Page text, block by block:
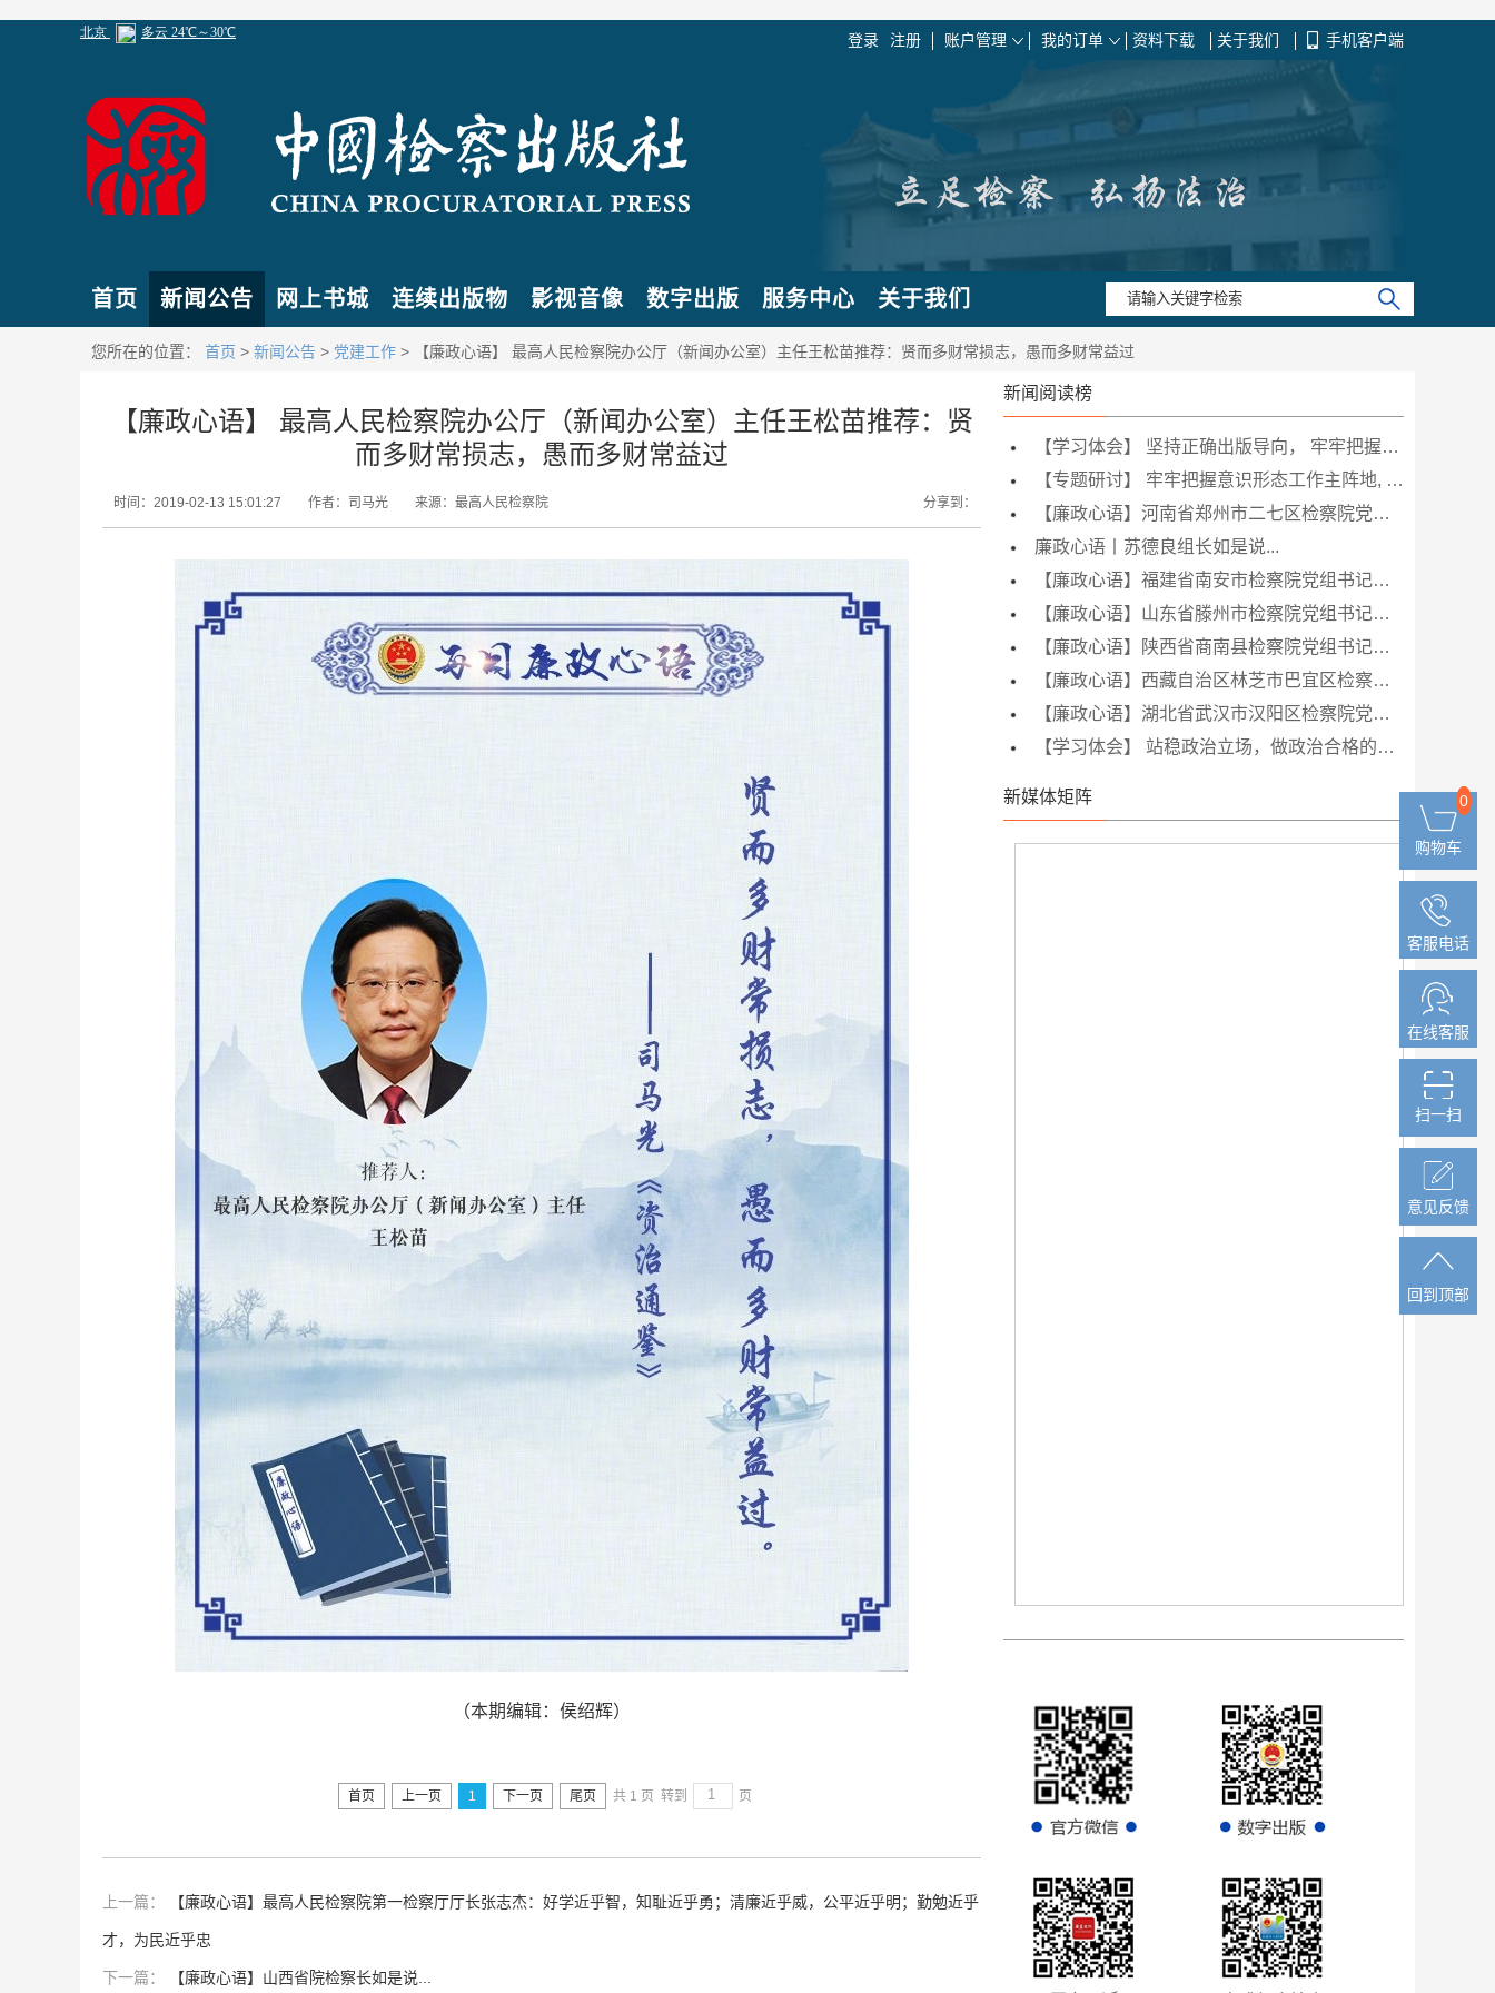
登录 注册 账户管理 我的订单 资料下载 关于我们 手机客户端
首页 新闻公告 网上书城 连续出版物 影视音像 数字出版 服务中心 关于我们
您所在的位置： 首页 > 新闻公告 > 党建工作 > 【廉政心语】 最高人民检察院办公厅（新闻办公室）主任王松苗推荐：贤而多财常损志，愚而多财常益过
【廉政心语】 最高人民检察院办公厅（新闻办公室）主任王松苗推荐：贤
而多财常损志，愚而多财常益过
时间：2019-02-13 15:01:27 作者：司马光 来源：最高人民检察院 分享到：
（本期编辑：侯绍辉）
首页 上一页 1 下一页 尾页 共 1 页 转到 页
上一篇： 【廉政心语】最高人民检察院第一检察厅厅长张志杰：好学近乎智，知耻近乎勇；清廉近乎威，公平近乎明；勤勉近乎
才，为民近乎忠
下一篇： 【廉政心语】山西省院检察长如是说...
新闻阅读榜
【学习体会】 坚持正确出版导向， 牢牢把握意识形态工作主阵地
【专题研讨】 牢牢把握意识形态工作主阵地, 做政治合格党员
【廉政心语】河南省郑州市二七区检察院党组书记、检察长贾佳创作：一身正气两袖清风，一心为民谱写忠诚
廉政心语丨苏德良组长如是说...
【廉政心语】福建省南安市检察院党组书记、检察长曾闽宏创作：砺操清韵修德业，持廉守正践忠诚
【廉政心语】山东省滕州市检察院党组书记、检察长姜广俊创作：人生似海，工作为舟，廉政作帆，帆正则可达到成功的彼岸
【廉政心语】陕西省商南县检察院党组书记、检察长郭宝成创作：功崇惟志，初心信念使命担当；执检以德，忠诚公正清廉文明
【廉政心语】西藏自治区林芝市巴宜区检察院党组书记、检察长次仁创作：清正严明树廉德，忠诚公正谋检业；不忘初心修德行，为民担当履使命
【廉政心语】湖北省武汉市汉阳区检察院党组书记、检察长胡俊创作：执法要公，公生明；律己要廉，廉生威；待人要诚，诚生信；工作要实，实生效
【学习体会】 站稳政治立场，做政治合格的党员
新媒体矩阵 0
购物车
客服电话
在线客服
扫一扫
意见反馈
回到顶部
0
购物车
客服电话
在线客服
扫一扫
意见反馈
回到顶部